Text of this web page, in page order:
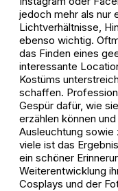
jedoch mehr als nur
Lichtverhältnisse,
ebenso wichtig.
das Finden eines
interessante
Kostüms
schaffen.
Gespür dafür, wie
erzählen können
Ausleuchtung sowie
viele ist das
ein schöner
Weiterentwicklung
Cosplays und der